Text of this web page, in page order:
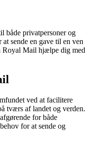
både privatpersoner og
sende en gave til en ven
Royal Mail hjælpe dig med
ved at facilitere
tværs af landet og verden.
for både
for at sende og